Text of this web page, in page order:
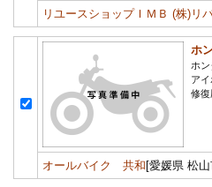
リユースショップＩＭＢ (株)リ
ホ
ホ
ア
修復
オールバイク 共和 [愛媛県 松山